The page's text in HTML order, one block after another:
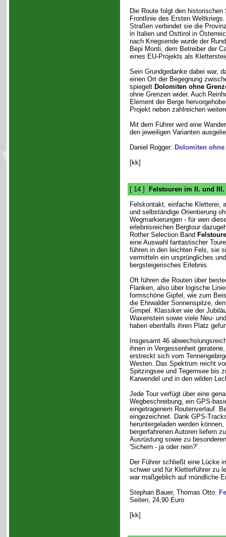
Die Route folgt den historischen
Frontlinie des Ersten
Straßen verbindet sie die
in Italien und Osttirol in
nach Kriegsende wurde der
Bepi Monti, dem Betreiber der
eines EU-Projekts als
Sein Grundgedanke dabei war,
einen Ort der Begegnung
spiegelt Dolomiten ohne
ohne Grenzen wider. Auch
Element der Berge
Projekt neben zahlreichen
Mit dem Führer wird eine
den jeweiligen Varianten
Daniel Rogger: Dolomiten ohne
[kk]
[ 14 ]
Felstouren im II. und III.
Felskontakt, einfache Kletterei,
und selbständige Orientierung
Wegmarkierungen - für wen
erlebnisreichen Bergtour
Rother Selection Band
eine Auswahl fantastischer
führen in den leichten Fels, sie
vermitteln ein ursprüngliches
bergsteigerisches Erlebnis.
Oft führen die Routen über
Flanken, also über logische
formschöne Gipfel, wie zum
die Ehrwalder Sonnenspitze,
Gimpel. Klassiker wie der
Waxenstein sowie viele Neu-
haben ebenfalls ihren Platz
Insgesamt 46
ihnen in Vergessenheit
erstreckt sich vom
Westen. Das Spektrum reicht
Spitzingsee und Tegernsee bis
Karwendel und in den wilden
Jede Tour verfügt über eine
Wegbeschreibung, ein GPS-
eingetragenem Routenverlauf.
eingezeichnet. Dank GPS-
heruntergeladen werden
bergerfahrenen Autoren liefern
Ausrüstung sowie zu
'Sichern - ja oder nein?'.
Der Führer schließt eine Lücke
schwer und für Kletterführer zu
war maßgeblich auf mündliche
Stephan Bauer, Thomas Otto:
Seiten, 24,90 Euro
[kk]